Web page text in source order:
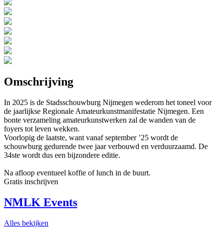
Omschrijving
In 2025 is de Stadsschouwburg Nijmegen wederom het toneel voor
de jaarlijkse Regionale Amateurkunstmanifestatie Nijmegen. Een
bonte verzameling amateurkunstwerken zal de wanden van de
foyers tot leven wekken.
Voorlopig de laatste, want vanaf september ’25 wordt de
schouwburg gedurende twee jaar verbouwd en verduurzaamd. De
34ste wordt dus een bijzondere editie.
Na afloop eventueel koffie of lunch in de buurt.
Gratis inschrijven
NMLK Events
Alles bekijken